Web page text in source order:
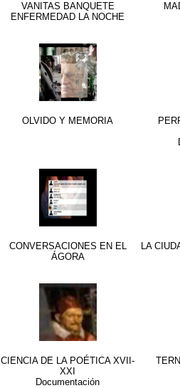
VANITAS BANQUETE
ENFERMEDAD LA NOCHE
OLVIDO Y MEMORIA
CONVERSACIONES EN EL
ÁGORA
LA
CIENCIA DE LA POÉTICA XVII-
XXI
Documentación